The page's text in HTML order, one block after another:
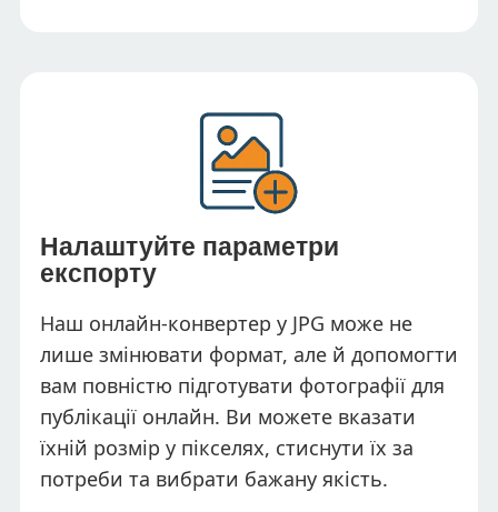
Налаштуйте параметри
експорту
Наш онлайн-конвертер у JPG може не
лише змінювати формат, але й допомогти
вам повністю підготувати фотографії для
публікації онлайн. Ви можете вказати
їхній розмір у пікселях, стиснути їх за
потреби та вибрати бажану якість.